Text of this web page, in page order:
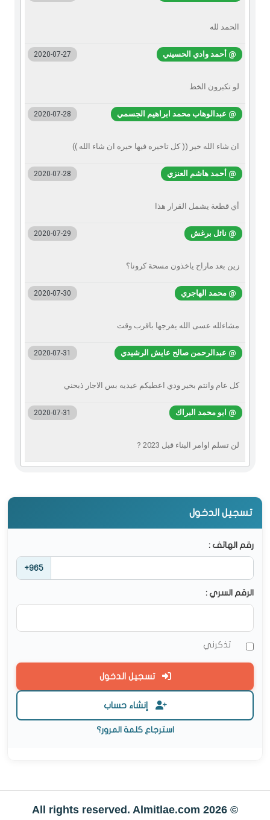
الحمد لله
@ أحمد وادي الحسيني 2020-07-27
لو تكبرون الخط
@ عبدالوهاب محمد ابراهيم الجسمي 2020-07-28
ان شاء الله خير (( كل تاخيره فيها خيره ان شاء الله ))
@ ‏أحمد هاشم العنزي 2020-07-28
‏أي قطعة يشمل القرار هذا
@ نائل برغش 2020-07-29
زين بعد ماراح ياخذون مسحة كرونا؟
@ محمد الهاجري 2020-07-30
مشاءلله عسى الله يفرجها باقرب وقت
@ عبدالرحمن صالح عايش الرشيدي 2020-07-31
كل عام وانتم بخير ودي اعطيكم عيديه بس الاجار ذبحني
@ ابو محمد البراك 2020-07-31
لن تسلم اوامر البناء قبل 2023 ?
تسجيل الدخول
رقم الهاتف :
+965
الرقم السري :
تذكرني
تسجيل الدخول
إنشاء حساب
استرجاع كلمة المرور؟
© All rights reserved. Almitlae.com 2026